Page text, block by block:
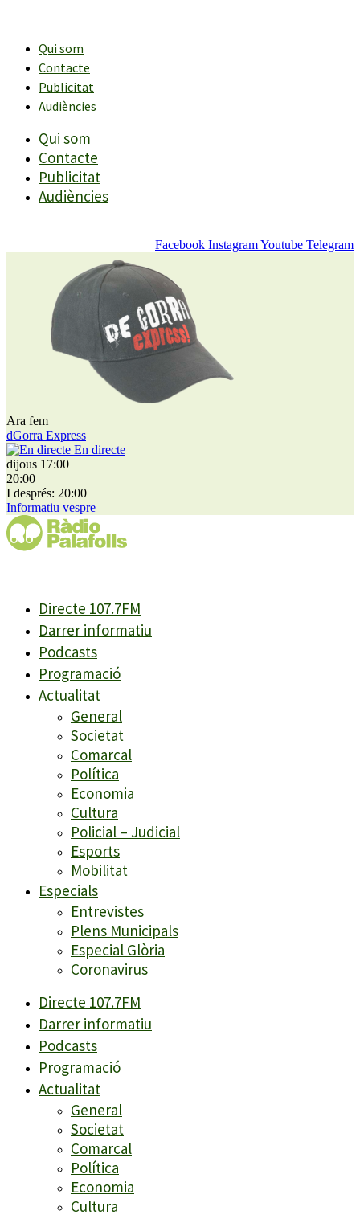
contingutQui som
Contacte
Publicitat
Audiències
Qui som
Contacte
Publicitat
Audiències
Facebook InstagramYoutube Telegram
Ara fem
dGorra Express
En directe
dijous 17:00
20:00
I després: 20:00
Informatiu vespre
Directe 107.7FM
Darrer informatiu
Podcasts
Programació
Actualitat
General
Societat
Comarcal
Política
Economia
Cultura
Policial – Judicial
Esports
Mobilitat
Especials
Entrevistes
Plens Municipals
Especial Glòria
Coronavirus
Directe 107.7FM
Darrer informatiu
Podcasts
Programació
Actualitat
General
Societat
Comarcal
Política
Economia
Cultura